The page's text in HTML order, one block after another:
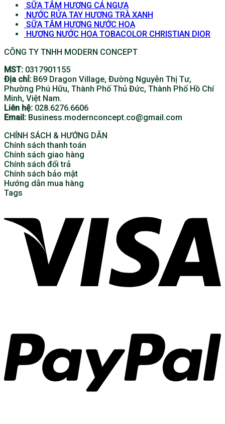
SỮA TẮM HƯƠNG CÁ NGỰA
NƯỚC RỬA TAY HƯƠNG TRÀ XANH
SỮA TẮM HƯƠNG NƯỚC HOA
HƯƠNG NƯỚC HOA TOBACOLOR CHRISTIAN DIOR
CÔNG TY TNHH MODERN CONCEPT
MST: 0317901155
Địa chỉ: B69 Dragon Village, Đường Nguyễn Thị Tư,
Phường Phú Hữu, Thành Phố Thủ Đức, Thành Phố Hồ Chí
Minh, Việt Nam.
Liên hệ: 028.6276.6606
Email: Business.modernconcept.co@gmail.com
CHÍNH SÁCH & HƯỚNG DẪN
Chính sách thanh toán
Chính sách giao hàng
Chính sách đổi trả
Chính sách bảo mật
Hướng dẫn mua hàng
Tags